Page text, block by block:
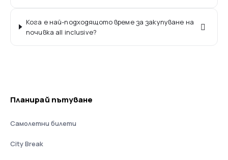
Кога е най-подходящото време за закупуване на
почивка all inclusive?
Планирай пътуване
Самолетни билети
City Break